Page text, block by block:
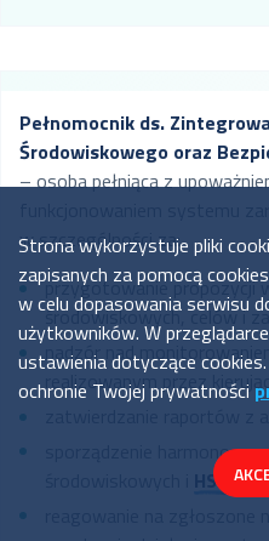
Pełnomocnik ds.
Środowiskowego oraz
– osoba pełniąca z
w szczególności za:
przygotowanie propozycji
środowiskowych, celów i
nadzór nad
realizowanym przez
sporządzenie
HSEQ
reagowanie na
Strona wykorzystuje pliki
zapisanych za pomocą
w celu dopasowania serwisu
użytkowników. W
ustawienia dotyczące
ochronie Twojej prywatności